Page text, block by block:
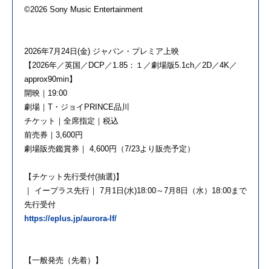
©2026 Sony Music Entertainment
2026年7月24日(金) ジャパン・プレミア上映
【2026年／英国／DCP／1.85：１／劇場版5.1ch／2D／4K／
approx90min】
開映｜19:00
劇場｜T・ジョイPRINCE品川
チケット｜全席指定｜税込
前売券｜3,600円
劇場販売鑑賞券｜ 4,600円（7/23より販売予定）
【チケット先行受付(抽選)】
｜ イープラス先行｜ 7月1日(水)18:00～7月8日（水）18:00まで
先行受付
https://eplus.jp/aurora-lf/
【一般発売（先着）】